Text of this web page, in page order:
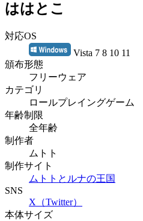
ははとこ
対応OS
Vista 7 8 10 11
頒布形態
フリーウェア
カテゴリ
ロールプレイングゲーム
年齢制限
全年齢
制作者
ムトト
制作サイト
ムトトとルナの王国
SNS
X（Twitter）
本体サイズ